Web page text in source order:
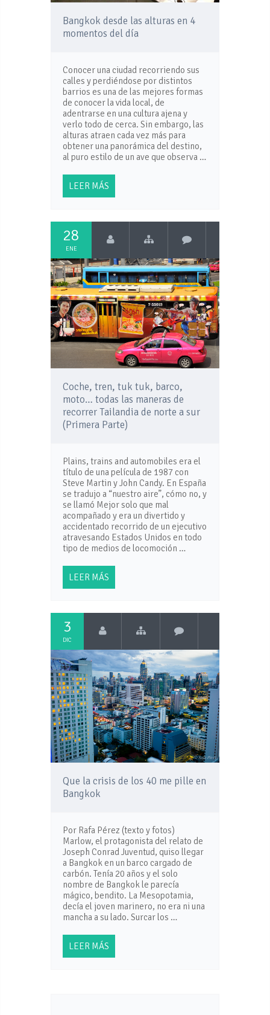
Bangkok desde las alturas en 4
momentos del día
Conocer una ciudad recorriendo sus
calles y perdiéndose por distintos
barrios es una de las mejores formas
de conocer la vida local, de
adentrarse en una cultura ajena y
verlo todo de cerca. Sin embargo, las
alturas atraen cada vez más para
obtener una panorámica del destino,
al puro estilo de un ave que observa …
LEER MÁS
28
ENE
Coche, tren, tuk tuk, barco,
moto… todas las maneras de
recorrer Tailandia de norte a sur
(Primera Parte)
Plains, trains and automobiles era el
título de una película de 1987 con
Steve Martin y John Candy. En España
se tradujo a “nuestro aire”, cómo no, y
se llamó Mejor solo que mal
acompañado y era un divertido y
accidentado recorrido de un ejecutivo
atravesando Estados Unidos en todo
tipo de medios de locomoción …
LEER MÁS
3
DIC
Que la crisis de los 40 me pille en
Bangkok
Por Rafa Pérez (texto y fotos)
Marlow, el protagonista del relato de
Joseph Conrad Juventud, quiso llegar
a Bangkok en un barco cargado de
carbón. Tenía 20 años y el solo
nombre de Bangkok le parecía
mágico, bendito. La Mesopotamia,
decía el joven marinero, no era ni una
mancha a su lado. Surcar los …
LEER MÁS